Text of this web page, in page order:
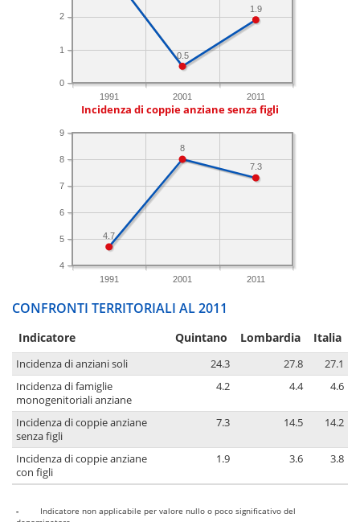
1991 2001 2011
0
1
2
1.9
0.5
Incidenza di coppie anziane senza figli
1991 2001 2011
4
5
6
7
8
9
7.3
8
4.7
CONFRONTI TERRITORIALI AL 2011
Indicatore Quintano Lombardia Italia
Incidenza di anziani soli 24.3 27.8
27.1
Incidenza di famiglie
monogenitoriali anziane
4.2 4.4 4.6
Incidenza di coppie anziane
senza figli
7.3 14.5 14.2
Incidenza di coppie anziane
con figli
1.9 3.6 3.8
-
Indicatore non applicabile per valore nullo o poco significativo del